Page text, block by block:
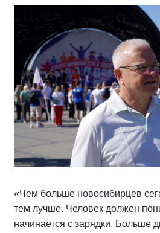
«Чем больше новосибирцев
тем лучше. Человек должен
начинается с зарядки. Больше